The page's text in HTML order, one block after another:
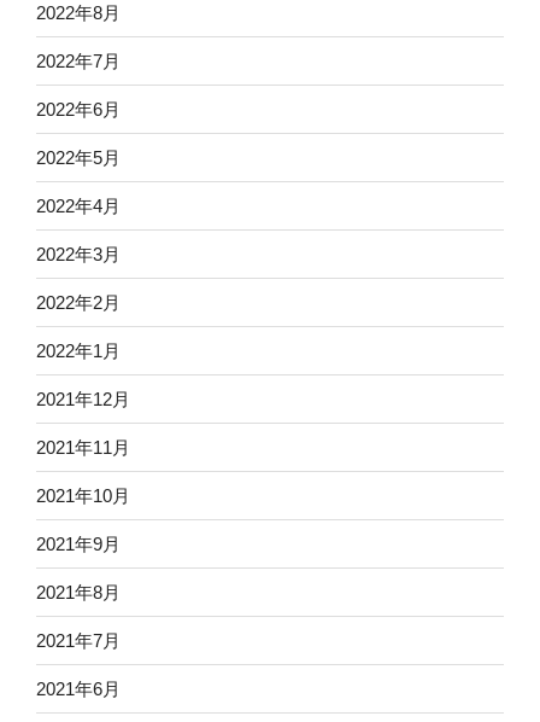
2022年8月
2022年7月
2022年6月
2022年5月
2022年4月
2022年3月
2022年2月
2022年1月
2021年12月
2021年11月
2021年10月
2021年9月
2021年8月
2021年7月
2021年6月